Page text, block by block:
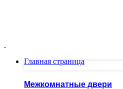
Главная страница
Межкомнатные двери